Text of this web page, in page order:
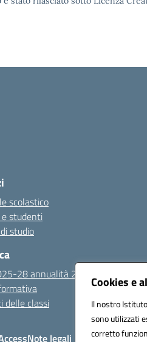
Cookies e
Il nostro
sono utilizzati
corretto
scolastico
e studenti
studio
28 annualità 25-26
delle classi
Note legali